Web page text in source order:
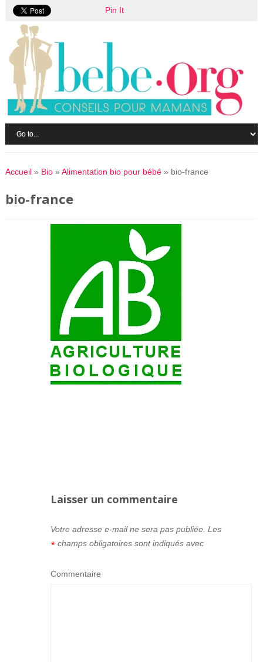
Accueil» Bio» Alimentation bio pour bébé» bio-france
bio-france
Laisser un commentaire
Votre adresse e-mail ne sera pas publiée. Les
champs obligatoires sont indiqués avec
*
Commentaire
Pin It